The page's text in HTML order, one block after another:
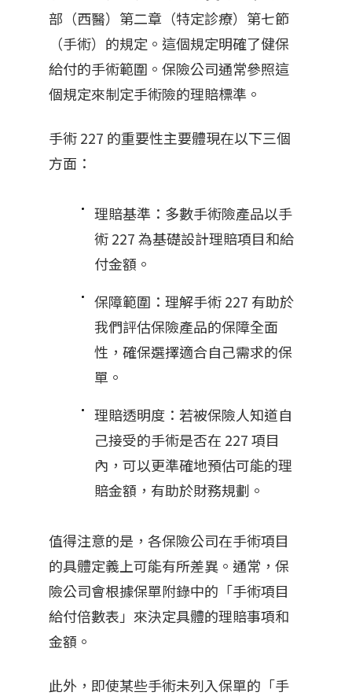
部（西醫）第二章（特定診療）第七節
（手術）的規定。這個規定明確了健保
給付的手術範圍。保險公司通常參照這
個規定來制定手術險的理賠標準。
手術 227 的重要性主要體現在以下三個
方面：
理賠基準：多數手術險產品以手
術 227 為基礎設計理賠項目和給
付金額。
保障範圍：理解手術 227 有助於
我們評估保險產品的保障全面
性，確保選擇適合自己需求的保
單。
理賠透明度：若被保險人知道自
己接受的手術是否在 227 項目
內，可以更準確地預估可能的理
賠金額，有助於財務規劃。
值得注意的是，各保險公司在手術項目
的具體定義上可能有所差異。通常，保
險公司會根據保單附錄中的「手術項目
給付倍數表」來決定具體的理賠事項和
金額。
此外，即使某些手術未列入保單的「手